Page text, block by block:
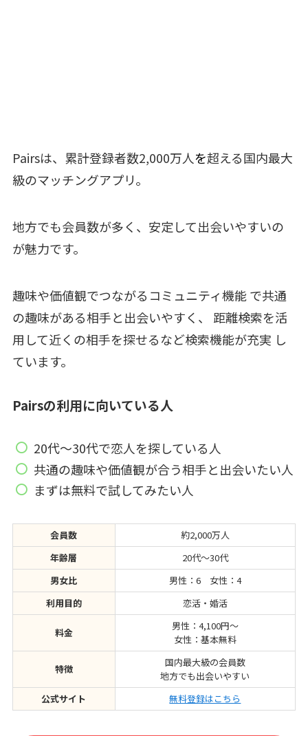
Pairsは、累計登録者数2,000万人を超える国内最大
級のマッチングアプリ。
地方でも会員数が多く、安定して出会いやすいの
が魅力です。
趣味や価値観でつながるコミュニティ機能 で共通
の趣味がある相手と出会いやすく、 距離検索を活
用して近くの相手を探せるなど検索機能が充実 し
ています。
Pairsの利用に向いている人
20代〜30代で恋人を探している人
共通の趣味や価値観が合う相手と出会いたい人
まずは無料で試してみたい人
会員数
約2,000万人
年齢層
20代〜30代
男女比
男性：6 女性：4
利用目的
恋活・婚活
料金
男性：4,100円～
女性：基本無料
特徴
国内最大級の会員数
地方でも出会いやすい
公式サイト
無料登録はこちら